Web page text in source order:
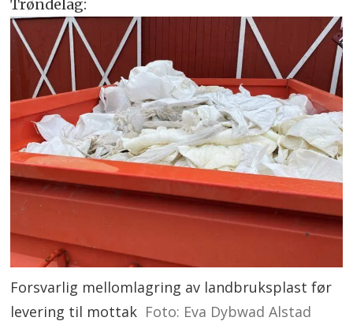
Trøndelag:
Forsvarlig mellomlagring av landbruksplast før
levering til mottak Foto: Eva Dybwad Alstad